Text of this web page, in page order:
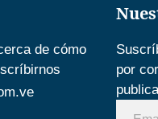
de cómo
por